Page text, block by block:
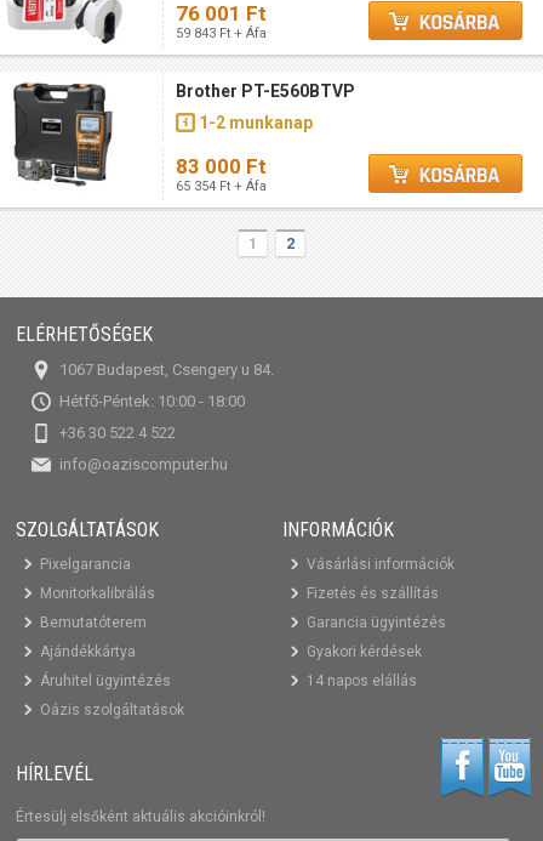
76 001 Ft
59 843 Ft + Áfa
Brother PT-E560BTVP
1-2 munkanap
83 000 Ft
65 354 Ft + Áfa
1 2
ELÉRHETŐSÉGEK
1067 Budapest, Csengery u 84.
Hétfő-Péntek: 10:00 - 18:00
+36 30 522 4 522
info@oaziscomputer.hu
SZOLGÁLTATÁSOK
Pixelgarancia
Monitorkalibrálás
Bemutatóterem
Ajándékkártya
Áruhitel ügyintézés
Oázis szolgáltatások
INFORMÁCIÓK
Vásárlási információk
Fizetés és szállítás
Garancia ügyintézés
Gyakori kérdések
14 napos elállás
HÍRLEVÉL
Értesülj elsőként aktuális akcióinkról!